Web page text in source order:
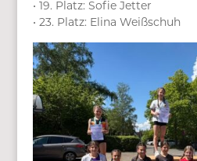
• 19. Platz: Sofie Jetter
• 23. Platz: Elina Weißschuh